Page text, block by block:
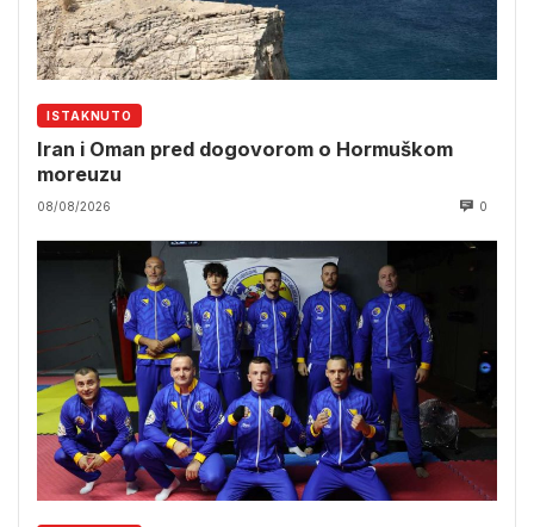
ISTAKNUTO
Iran i Oman pred dogovorom o Hormuškom
moreuzu
08/08/2026 0